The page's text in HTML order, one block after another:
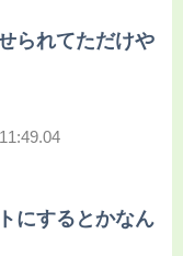
られてただけや
にするとかなん